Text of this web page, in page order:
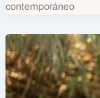
contemporáneo